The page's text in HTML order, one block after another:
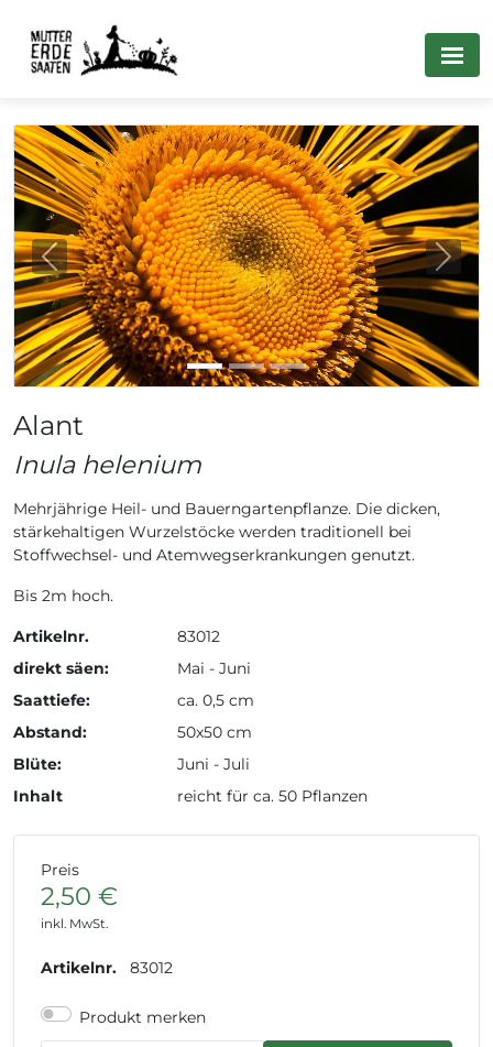
Previous Next
Alant
Inula helenium
Mehrjährige Heil- und Bauerngartenpflanze. Die dicken,
stärkehaltigen Wurzelstöcke werden traditionell bei
Stoffwechsel- und Atemwegserkrankungen genutzt.
Bis 2m hoch.
Artikelnr.
83012
direkt säen:
Mai - Juni
Saattiefe:
ca. 0,5 cm
Abstand:
50x50 cm
Blüte:
Juni - Juli
Inhalt
reicht für ca. 50 Pflanzen
Preis
2,50 €
inkl. MwSt.
Artikelnr. 83012
Produkt merken